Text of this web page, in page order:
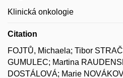
Klinická onkologie
Citation
FOJTŮ, Michaela; Tibor
GUMULEC; Martina
DOSTÁLOVÁ; Marie